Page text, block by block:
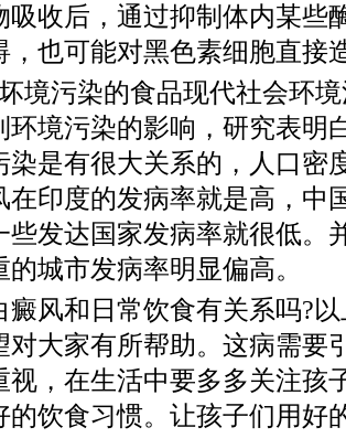
吸收后，通过抑制体内某些
，也可能对黑色素细胞直接
污染的食品现代社会环境
环境污染的影响，研究表明
染是有很大关系的，人口密
在印度的发病率就是高，中
些发达国家发病率就很低。
城市发病率明显偏高。
和日常饮食有关系吗?以
对大家有所帮助。这病需要
视，在生活中要多多关注孩
的饮食习惯。让孩子们用好